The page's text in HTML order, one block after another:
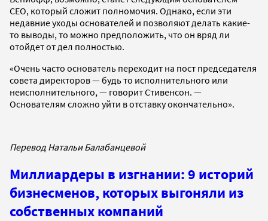
CEO, который сложит полномочия. Однако, если эти
недавние уходы основателей и позволяют делать какие-
то выводы, то можно предположить, что он вряд ли
отойдет от дел полностью.
«Очень часто основатель переходит на пост председателя
совета директоров — будь то исполнительного или
неисполнительного, — говорит Стивенсон. —
Основателям сложно уйти в отставку окончательно».
Перевод Натальи Балабанцевой
Миллиардеры в изгнании: 9 историй
бизнесменов, которых выгоняли из
собственных компаний